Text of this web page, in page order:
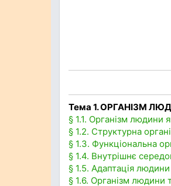
Тема 1. ОРГАНІЗМ
§ 1.1. Організм людини
§ 1.2. Структурна
§ 1.3. Функціональна
§ 1.4. Внутрішнє
§ 1.5. Адаптація людини
§ 1.6. Організм людини